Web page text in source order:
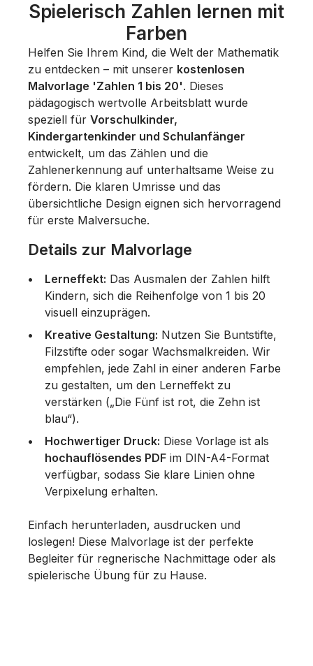
Spielerisch Zahlen lernen mit
Farben
Helfen Sie Ihrem Kind, die Welt der Mathematik
zu entdecken – mit unserer kostenlosen
Malvorlage 'Zahlen 1 bis 20'. Dieses
pädagogisch wertvolle Arbeitsblatt wurde
speziell für Vorschulkinder,
Kindergartenkinder und Schulanfänger
entwickelt, um das Zählen und die
Zahlenerkennung auf unterhaltsame Weise zu
fördern. Die klaren Umrisse und das
übersichtliche Design eignen sich hervorragend
für erste Malversuche.
Details zur Malvorlage
Lerneffekt: Das Ausmalen der Zahlen hilft
Kindern, sich die Reihenfolge von 1 bis 20
visuell einzuprägen.
Kreative Gestaltung: Nutzen Sie Buntstifte,
Filzstifte oder sogar Wachsmalkreiden. Wir
empfehlen, jede Zahl in einer anderen Farbe
zu gestalten, um den Lerneffekt zu
verstärken („Die Fünf ist rot, die Zehn ist
blau“).
Hochwertiger Druck: Diese Vorlage ist als
hochauflösendes PDF im DIN-A4-Format
verfügbar, sodass Sie klare Linien ohne
Verpixelung erhalten.
Einfach herunterladen, ausdrucken und
loslegen! Diese Malvorlage ist der perfekte
Begleiter für regnerische Nachmittage oder als
spielerische Übung für zu Hause.